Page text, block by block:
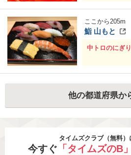
ここから205m
鮨 山もと
中トロのにぎ
他の都道府県か
タイムズクラブ（無料）
今すぐ 「タイムズのB」